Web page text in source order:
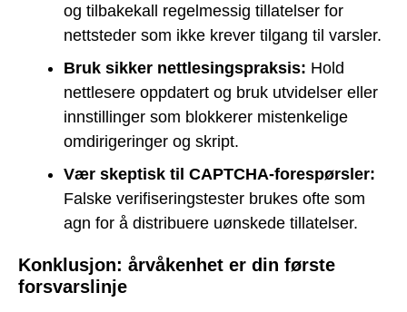
og tilbakekall regelmessig tillatelser for
nettsteder som ikke krever tilgang til varsler.
Bruk sikker nettlesingspraksis: Hold
nettlesere oppdatert og bruk utvidelser eller
innstillinger som blokkerer mistenkelige
omdirigeringer og skript.
Vær skeptisk til CAPTCHA-forespørsler:
Falske verifiseringstester brukes ofte som
agn for å distribuere uønskede tillatelser.
Konklusjon: årvåkenhet er din første
forsvarslinje